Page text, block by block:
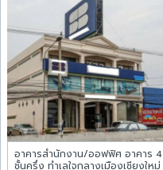
อาคารสำนักงาน/ออฟฟิศ อาคาร 4
ชั้นครึ่ง ทำเลใจกลางเมืองเชียงใหม่